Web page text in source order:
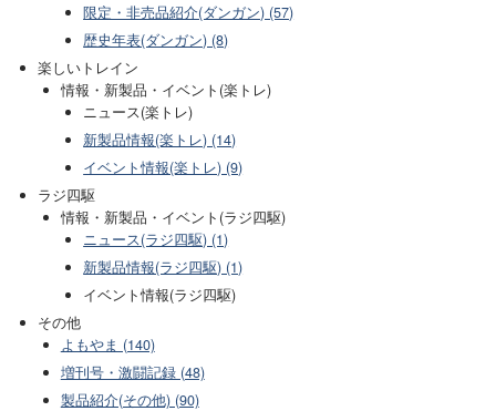
限定・非売品紹介(ダンガン) (57)
歴史年表(ダンガン) (8)
楽しいトレイン
情報・新製品・イベント(楽トレ)
ニュース(楽トレ)
新製品情報(楽トレ) (14)
イベント情報(楽トレ) (9)
ラジ四駆
情報・新製品・イベント(ラジ四駆)
ニュース(ラジ四駆) (1)
新製品情報(ラジ四駆) (1)
イベント情報(ラジ四駆)
その他
よもやま (140)
増刊号・激闘記録 (48)
製品紹介(その他) (90)